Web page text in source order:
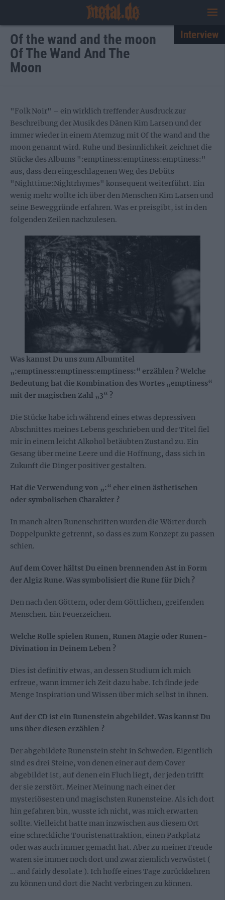
Of the wand and the moon
Of The Wand And The
Moon
Interview
"Folk Noir" – ein wirklich treffender Ausdruck zur
Beschreibung der Musik des Dänen Kim Larsen und der
immer wieder in einem Atemzug mit Of the wand and the
moon genannt wird. Ruhe und Besinnlichkeit zeichnet die
Stücke des Albums ":emptiness:emptiness:emptiness:"
aus, dass den eingeschlagenen Weg des Debüts
"Nighttime:Nightrhymes" konsequent weiterführt. Ein
wenig mehr wollte ich über den Menschen Kim Larsen und
seine Beweggründe erfahren. Was er preisgibt, ist in den
folgenden Zeilen nachzulesen.
Was kannst Du uns zum Albumtitel
„:emptiness:emptiness:emptiness:“ erzählen ? Welche
Bedeutung hat die Kombination des Wortes „emptiness“
mit der magischen Zahl „3“ ?
Die Stücke habe ich während eines etwas depressiven
Abschnittes meines Lebens geschrieben und der Titel fiel
mir in einem leicht Alkohol betäubten Zustand zu. Ein
Gesang über meine Leere und die Hoffnung, dass sich in
Zukunft die Dinger positiver gestalten.
Hat die Verwendung von „:“ eher einen ästhetischen
oder symbolischen Charakter ?
In manch alten Runenschriften wurden die Wörter durch
Doppelpunkte getrennt, so dass es zum Konzept zu passen
schien.
Auf dem Cover hältst Du einen brennenden Ast in Form
der Algiz Rune. Was symbolisiert die Rune für Dich ?
Den nach den Göttern, oder dem Göttlichen, greifenden
Menschen. Ein Feuerzeichen.
Welche Rolle spielen Runen, Runen Magie oder Runen-
Divination in Deinem Leben ?
Dies ist definitiv etwas, an dessen Studium ich mich
erfreue, wann immer ich Zeit dazu habe. Ich finde jede
Menge Inspiration und Wissen über mich selbst in ihnen.
Auf der CD ist ein Runenstein abgebildet. Was kannst Du
uns über diesen erzählen ?
Der abgebildete Runenstein steht in Schweden. Eigentlich
sind es drei Steine, von denen einer auf dem Cover
abgebildet ist, auf denen ein Fluch liegt, der jeden trifft
der sie zerstört. Meiner Meinung nach einer der
mysteriösesten und magischsten Runensteine. Als ich dort
hin gefahren bin, wusste ich nicht, was mich erwarten
sollte. Vielleicht hatte man inzwischen aus diesem Ort
eine schreckliche Touristenattraktion, einen Parkplatz
oder was auch immer gemacht hat. Aber zu meiner Freude
waren sie immer noch dort und zwar ziemlich verwüstet (
… and fairly desolate ). Ich hoffe eines Tage zurückkehren
zu können und dort die Nacht verbringen zu können.